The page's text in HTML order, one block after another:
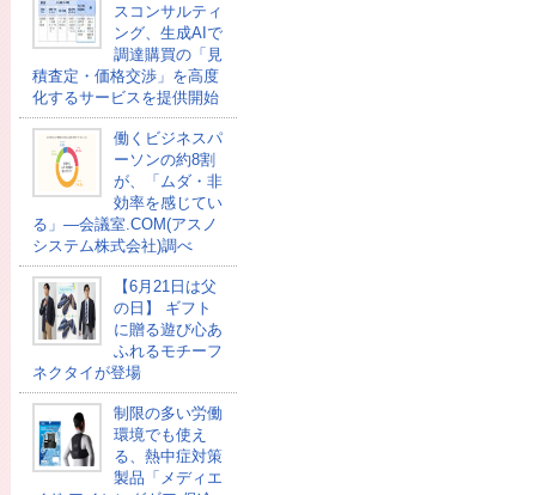
スコンサルティ
ング、生成AIで
調達購買の「見
積査定・価格交渉」を高度
化するサービスを提供開始
働くビジネスパ
ーソンの約8割
が、「ムダ・非
効率を感じてい
る」―会議室.COM(アスノ
システム株式会社)調べ
【6月21日は父
の日】 ギフト
に贈る遊び心あ
ふれるモチーフ
ネクタイが登場
制限の多い労働
環境でも使え
る、熱中症対策
製品「メディエ